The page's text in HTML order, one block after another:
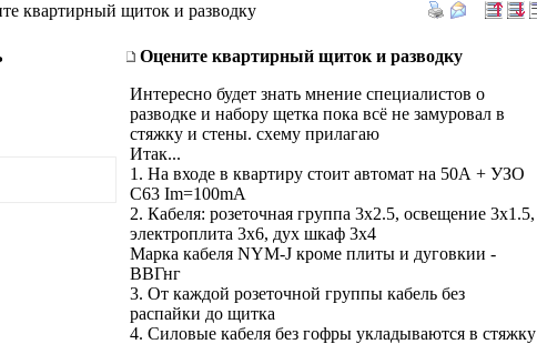
квартирный щиток и разводку
Оцените квартирный щиток и разводку
Интересно будет знать мнение специалистов о
разводке и набору щетка пока всё не замуровал в
стяжку и стены. схему прилагаю
Итак...
1. На входе в квартиру стоит автомат на 50А + УЗО
С63 Im=100mA
2. Кабеля: розеточная группа 3х2.5, освещение 3х1.5,
электроплита 3х6, дух шкаф 3х4
Марка кабеля NYM-J кроме плиты и дуговкии -
ВВГнг
3. От каждой розеточной группы кабель без
распайки до щитка
4. Силовые кабеля без гофры укладываются в стяжку